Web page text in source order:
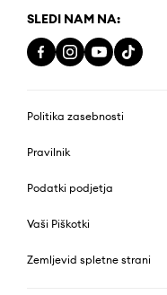
SLEDI NAM NA:
Politika zasebnosti
Pravilnik
Podatki podjetja
Vaši Piškotki
Zemljevid spletne strani